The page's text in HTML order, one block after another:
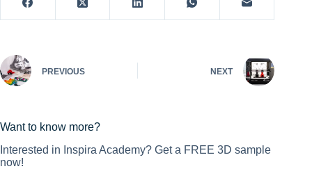
PREVIOUS NEXT
Want to know more?
Interested in Inspira Academy? Get a FREE 3D sample
now!